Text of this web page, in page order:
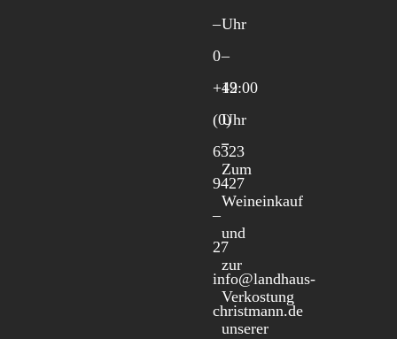
–
0
+49
(0)
6323
9427
–
27
info@landhaus-
christmann.de
Uhr
–
12:00
Uhr
Zum
Weineinkauf
und
zur
Verkostung
unserer